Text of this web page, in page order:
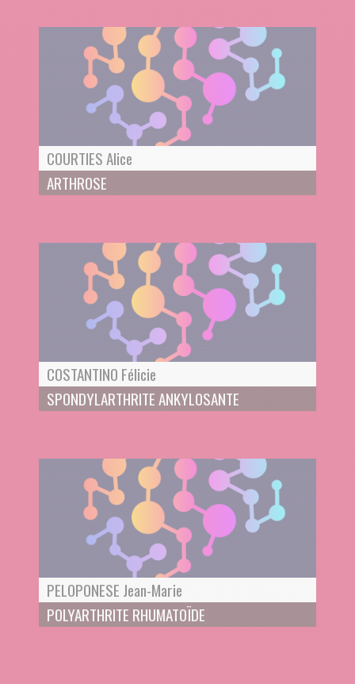
COURTIES Alice
ARTHROSE
COSTANTINO Félicie
SPONDYLARTHRITE ANKYLOSANTE
PELOPONESE Jean-Marie
POLYARTHRITE RHUMATOÏDE